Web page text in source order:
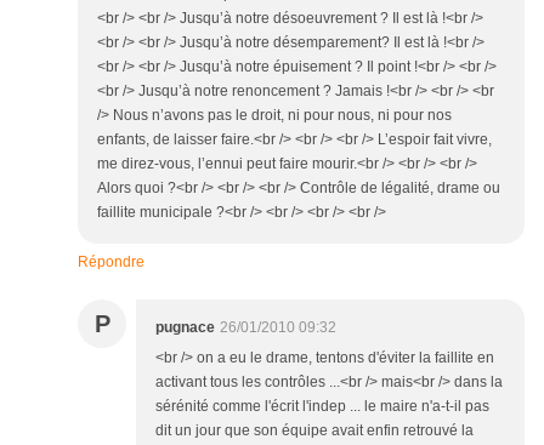
<br /> <br /> Jusqu’à notre désoeuvrement ? Il est là !<br />
<br /> <br /> Jusqu’à notre désemparement? Il est là !<br />
<br /> <br /> Jusqu’à notre épuisement ? Il point !<br /> <br />
<br /> Jusqu’à notre renoncement ? Jamais !<br /> <br /> <br
/> Nous n’avons pas le droit, ni pour nous, ni pour nos
enfants, de laisser faire.<br /> <br /> <br /> L’espoir fait vivre,
me direz-vous, l’ennui peut faire mourir.<br /> <br /> <br />
Alors quoi ?<br /> <br /> <br /> Contrôle de légalité, drame ou
faillite municipale ?<br /> <br /> <br /> <br />
Répondre
P pugnace 26/01/2010 09:32
<br /> on a eu le drame, tentons d'éviter la faillite en
activant tous les contrôles ...<br /> mais<br /> dans la
sérénité comme l'écrit l'indep ... le maire n'a-t-il pas
dit un jour que son équipe avait enfin retrouvé la